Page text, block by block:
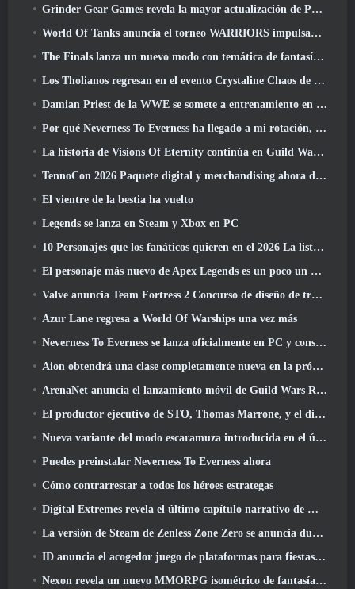
Grinder Gear Games revela la mayor actualización de Path Of Exile II hasta el momento, El regreso de los antiguos
World Of Tanks anuncia el torneo WARRIORS impulsado por la comunidad
The Finals lanza un nuevo modo con temática de fantasía medieval, 'Dragon's Claim'
Los Tholianos regresan en el evento Crystaline Chaos de Star Trek Online
Damian Priest de la WWE se somete a entrenamiento en “The Loot Camp” en el tráiler Live Action Burst Fest de Delta Force
Por qué Neverness To Everness ha llegado a mi rotación, Por ahora
La historia de Visions Of Eternity continúa en Guild Wars 2 La próxima semana
TennoCon 2026 Paquete digital y merchandising ahora disponibles para comprar
El vientre de la bestia ha vuelto
Legends se lanza en Steam y Xbox en PC
10 Personajes que los fanáticos quieren en el 2026 La lista de Marvel Rivals es la que tiene más probabilidades de suceder
El personaje más nuevo de Apex Legends es un poco un demonio de la velocidad
Valve anuncia Team Fortress 2 Concurso de diseño de trofeos ÜBERFEST
Azur Lane regresa a World Of Warships una vez más
Neverness To Everness se lanza oficialmente en PC y consolas
Aion obtendrá una clase completamente nueva en la próxima actualización de Dread Blade
ArenaNet anuncia el lanzamiento móvil de Guild Wars Reforged
El productor ejecutivo de STO, Thomas Marrone, y el director creativo de Neverwinter, Randy Mosiondz, hablan sobre los juegos y el futuro de Cryptic.
Nueva variante del modo escaramuza introducida en el último acto de Valorant
Puedes preinstalar Neverness To Everness ahora
Cómo contrarrestar a todos los héroes estrategas
Digital Extremes revela el último capítulo narrativo de Warframe con nuevos cortos de anime
La versión de Steam de Zenless Zone Zero se anuncia durante la versión 2.8 Programa Especial
ID anuncia el acogedor juego de plataformas para fiestas Totopia durante la exhibición de Xbox, Comienza el reclutamiento Beta
Nexon revela un nuevo MMORPG isométrico de fantasía oscura, Brasas de los sin corona